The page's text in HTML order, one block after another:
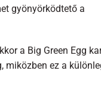
gyönyörködtető a
a Big Green Egg
miközben ez a